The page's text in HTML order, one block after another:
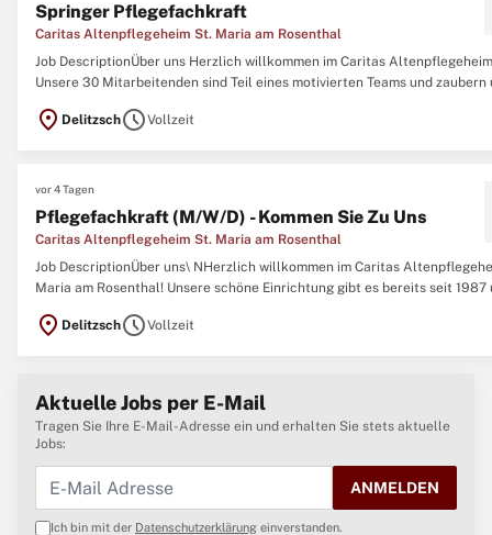
Springer Pflegefachkraft
Caritas Altenpflegeheim St. Maria am Rosenthal
Job DescriptionÜber uns Herzlich willkommen im Caritas
Unsere 30 Mitarbeitenden sind Teil eines motivierten Teams und zaubern
Berufsausbildung und staatliche Anerkennung\ N Bereitschaft zur Fort-
location_on DelitzschscheduleVollzeit
vor 4 Tagen
Pflegefachkraft (M/W/D) - Kommen Sie Zu Uns
Caritas Altenpflegeheim St. Maria am Rosenthal
Job DescriptionÜber uns\ NHerzlich willkommen im Caritas
Maria am Rosenthal! Unsere schöne Einrichtung gibt es bereits seit 1987
Wohnbereichen ein neues Zuhause. Unsere 30 Mitarbeitenden sind Teil
location_on DelitzschscheduleVollzeit
Aktuelle Jobs per E-Mail
Tragen Sie Ihre E-Mail-Adresse ein und erhalten Sie stets aktuelle
Jobs:
ANMELDEN
Ich bin mit der Datenschutzerklärung einverstanden.